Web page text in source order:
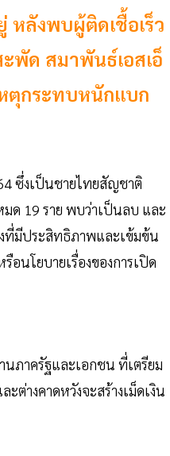
หลังพบผู้ติดเชื้อเร็ว
พัด สมาพันธ์เอสเอ็
ตุกระทบหนักแบก
ซึ่งเป็นชายไทยสัญชาติ
ด 19 ราย พบว่าเป็นลบ และ
ที่มีประสิทธิภาพและเข้มข้น
อนโยบายเรื่องของการเปิด
ภาครัฐและเอกชน ที่เตรียม
ต่างคาดหวังจะสร้างเม็ดเงิน